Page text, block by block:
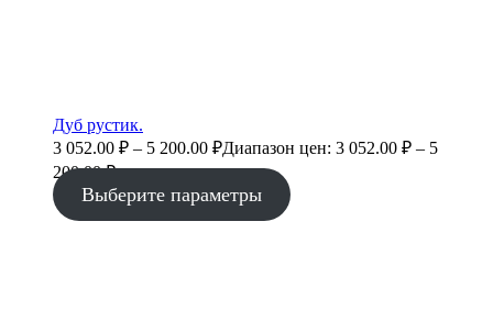
Дуб рустик.
3 052.00 ₽ – 5 200.00 ₽Диапазон цен: 3 052.00 ₽ – 5
200.00 ₽
Выберите параметры